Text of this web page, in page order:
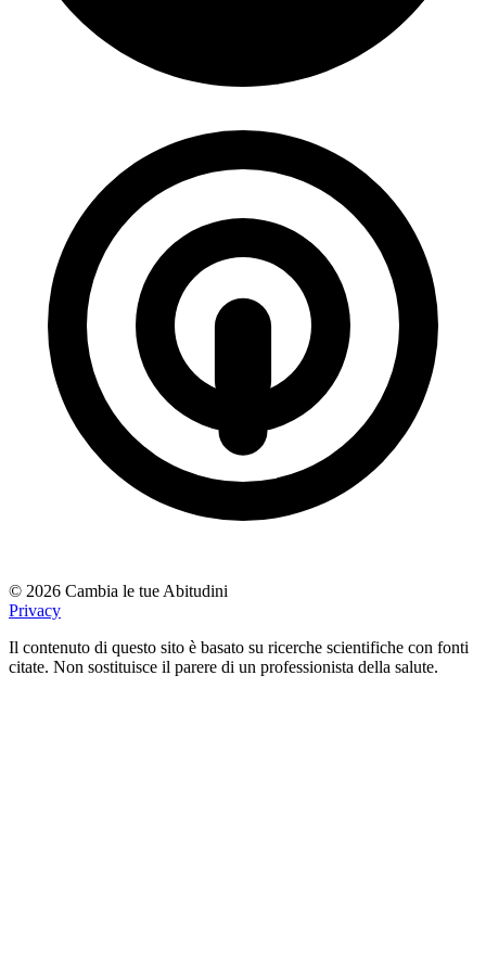
© 2026 Cambia le tue Abitudini
Privacy
Il contenuto di questo sito è basato su ricerche scientifiche con fonti
citate. Non sostituisce il parere di un professionista della salute.